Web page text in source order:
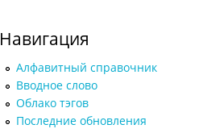
Навигация
Алфавитный справочник
Вводное слово
Облако тэгов
Последние обновления